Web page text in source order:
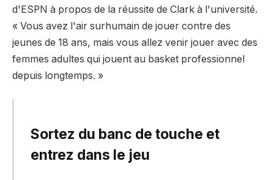
d'ESPN à propos de la réussite de Clark à l'université.
« Vous avez l'air surhumain de jouer contre des
jeunes de 18 ans, mais vous allez venir jouer avec des
femmes adultes qui jouent au basket professionnel
depuis longtemps. »
Sortez du banc de touche et
entrez dans le jeu